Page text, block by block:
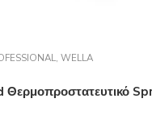
, WELLA